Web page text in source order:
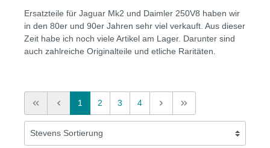
Ersatzteile für Jaguar Mk2 und Daimler 250V8 haben wir
in den 80er und 90er Jahren sehr viel verkauft. Aus dieser
Zeit habe ich noch viele Artikel am Lager. Darunter sind
auch zahlreiche Originalteile und etliche Raritäten.
1 2 3 4